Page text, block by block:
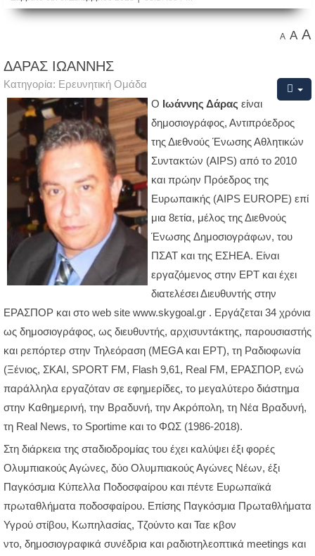
A A A
ΔΑΡΑΣ ΙΩΑΝΝΗΣ
Κατηγορία: Ερευνητική Ομάδα
Ο Ιωάννης Δάρας είναι
δημοσιογράφος, Αντιπρόεδρος
της Διεθνούς Ένωσης Αθλητικών
Συντακτών (AIPS) από το 2010
και πρώην Πρόεδρος της
Ευρωπαικής (AIPS EUROPE) επί
μια 8ετία, μέλος της Διεθνούς
Ένωσης Δημοσιογράφων, του
ΠΣΑΤ και της ΕΣΗΕΑ. Είναι
εργαζόμενος στην ΕΡΤ και έχει
διατελέσει Διευθυντής στην
ΕΡΑΣΠΟΡ και στο web site www.skygoal.gr . Εργάζεται 34 χρόνια
ως δημοσιογράφος, ως διευθυντής, αρχισυντάκτης, παρουσιαστής
και ρεπόρτερ στην Τηλεόραση (MEGA και ΕΡΤ), τη Ραδιοφωνία
(Ξένιος, ΣΚΑΙ, SPORT FM, Flash 9,61, Real FM, ΕΡΑΣΠΟΡ, ενώ
παράλληλα εργαζόταν σε εφημερίδες, το μεγαλύτερο διάστημα
στην Καθημερινή, την Βραδυνή, την Ακρόπολη, τη Νέα Βραδυνή,
τη Real News, το Sportime και το ΦΩΣ (1986-2018).
Στη διάρκεια της σταδιοδρομίας του έχει καλύψει έξι φορές
Ολυμπιακούς Αγώνες, δύο Ολυμπιακούς Αγώνες Νέων, έξι
Παγκόσμια Κύπελλα Ποδοσφαίρου και πέντε Ευρωπαϊκά
πρωταθλήματα ποδοσφαίρου. Επίσης Παγκόσμια Πρωταθλήματα
Υγρού στίβου, Κωπηλασίας, Τζούντο και Ταε κβον
ντο, δημοσιογραφικά συνέδρια και ραδιοτηλεοπτικά meetings και